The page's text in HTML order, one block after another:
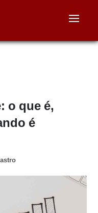
o que é,
é